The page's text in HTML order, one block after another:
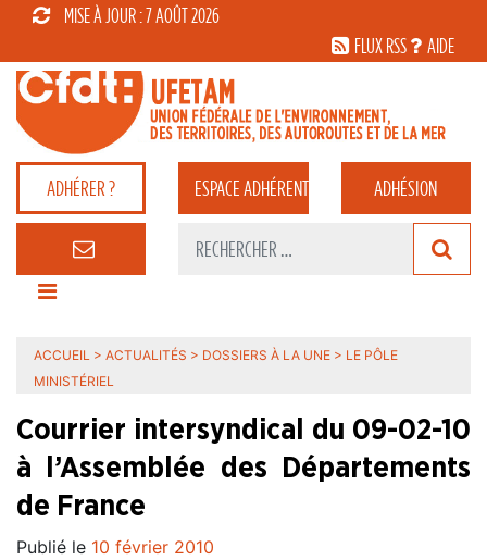
MISE À JOUR : 7 AOÛT 2026
FLUX RSS
AIDE
ADHÉRER ? ESPACEADHÉRENT ADHÉSION
ACCUEIL > ACTUALITÉS > DOSSIERS À LA UNE > LE PÔLE
MINISTÉRIEL
Courrier intersyndical du 09-02-10
à l’Assemblée des Départements
de France
Publié le 10 février 2010